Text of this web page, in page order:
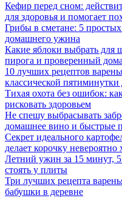
Кефир перед сном:
для здоровья и помогает
Грибы в сметане: 5
домашнего ужина
Какие яблоки выбрать для
пирога и проверенный
10 лучших рецептов
классической
Тихая охота без ошибок:
рисковать здоровьем
Не спешу выбрасывать
домашнее вино и быстрые
Секрет идеального
делает корочку невероятно
Летний ужин за 15 минут, 5
стоять у плиты
Три лучших рецепта
бабушки в деревне